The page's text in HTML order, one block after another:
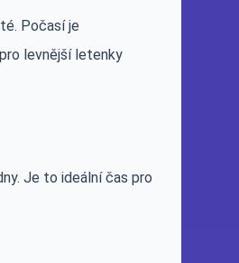
Počasí je
levnější letenky
Je to ideální čas pro